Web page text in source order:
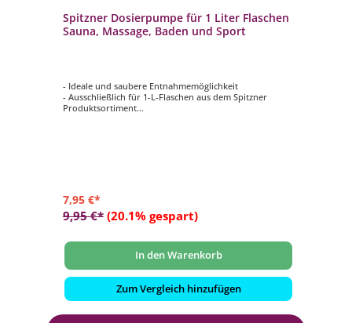
Spitzner Dosierpumpe für 1 Liter Flaschen
Sauna, Massage, Baden und Sport
- Ideale und saubere Entnahmemöglichkeit
- Ausschließlich für 1-L-Flaschen aus dem Spitzner
Produktsortiment
7,95 €*
9,95 €* (20.1% gespart)
In den Warenkorb
Zum Vergleich hinzufügen